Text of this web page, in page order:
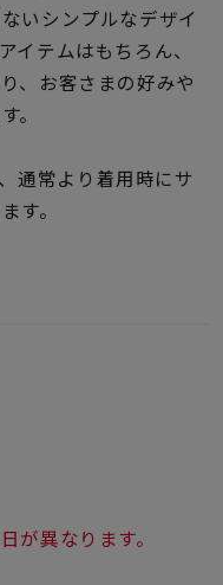
～
～
いシンプルなデザイ
イテムはもちろん、
、お客さまの好みや
。
通常より着用時にサ
す。
が異なります。